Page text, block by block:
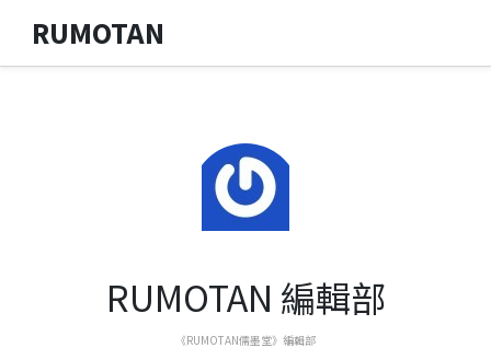
RUMOTAN
RUMOTAN 編輯部
《RUMOTAN儒墨堂》編輯部